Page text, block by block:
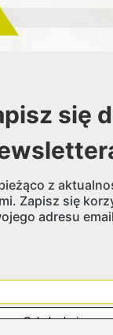
się
z
Zapisz się
adresu